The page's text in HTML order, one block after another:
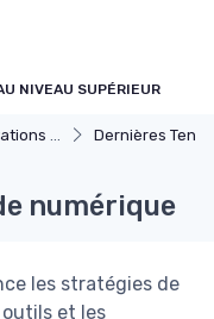
NIVEAU SUPÉRIEUR
digital Dernières Tendances en
numérique
les stratégies de
et les